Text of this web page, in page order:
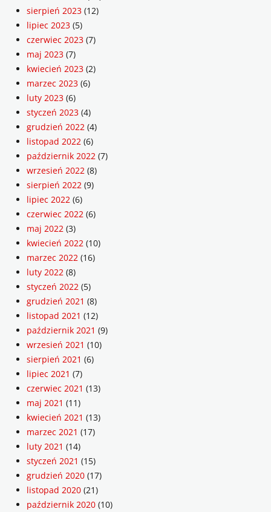
sierpień 2023 (12)
lipiec 2023 (5)
czerwiec 2023 (7)
maj 2023 (7)
kwiecień 2023 (2)
marzec 2023 (6)
luty 2023 (6)
styczeń 2023 (4)
grudzień 2022 (4)
listopad 2022 (6)
październik 2022 (7)
wrzesień 2022 (8)
sierpień 2022 (9)
lipiec 2022 (6)
czerwiec 2022 (6)
maj 2022 (3)
kwiecień 2022 (10)
marzec 2022 (16)
luty 2022 (8)
styczeń 2022 (5)
grudzień 2021 (8)
listopad 2021 (12)
październik 2021 (9)
wrzesień 2021 (10)
sierpień 2021 (6)
lipiec 2021 (7)
czerwiec 2021 (13)
maj 2021 (11)
kwiecień 2021 (13)
marzec 2021 (17)
luty 2021 (14)
styczeń 2021 (15)
grudzień 2020 (17)
listopad 2020 (21)
październik 2020 (10)